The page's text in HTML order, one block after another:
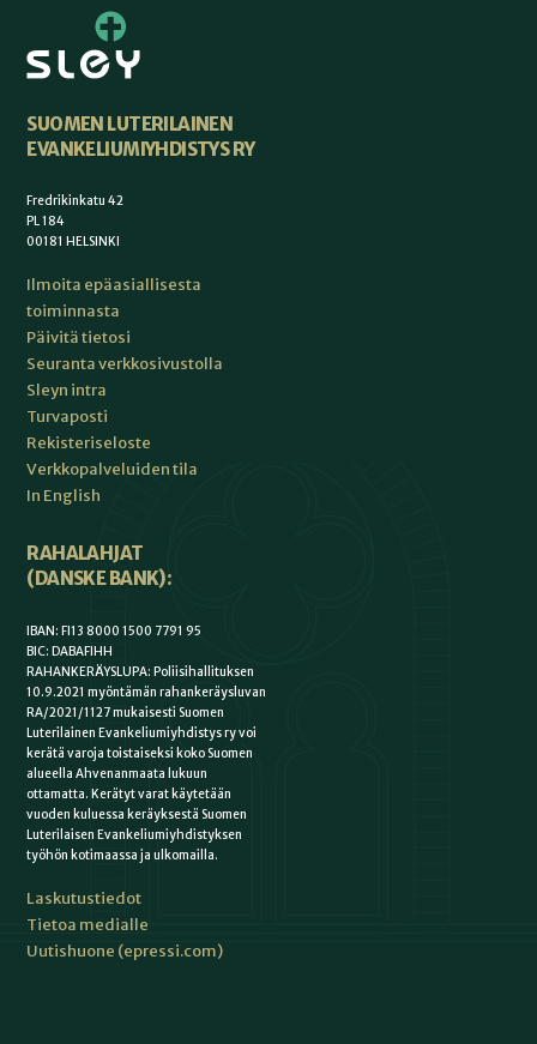
SUOMEN LUTERILAINEN
EVANKELIUMIYHDISTYS RY
Fredrikinkatu 42
PL 184
00181 HELSINKI
Ilmoita epäasiallisesta
toiminnasta
Päivitä tietosi
Seuranta verkkosivustolla
Sleyn intra
Turvaposti
Rekisteriseloste
Verkkopalveluiden tila
In English
RAHALAHJAT
(DANSKE BANK):
IBAN: FI13 8000 1500 7791 95
BIC: DABAFIHH
RAHANKERÄYSLUPA: Poliisihallituksen
10.9.2021 myöntämän rahankeräysluvan
RA/2021/1127 mukaisesti Suomen
Luterilainen Evankeliumiyhdistys ry voi
kerätä varoja toistaiseksi koko Suomen
alueella Ahvenanmaata lukuun
ottamatta. Kerätyt varat käytetään
vuoden kuluessa keräyksestä Suomen
Luterilaisen Evankeliumiyhdistyksen
työhön kotimaassa ja ulkomailla.
Laskutustiedot
Tietoa medialle
Uutishuone (epressi.com)